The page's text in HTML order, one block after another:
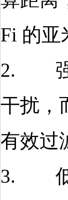
Fi 的亚
2. 强
干扰，
有效过
3. 低